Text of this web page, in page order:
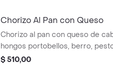
Chorizo Al Pan con Queso
Chorizo al pan con queso de
hongos portobellos, berro,
rúcula.
$ 510,00